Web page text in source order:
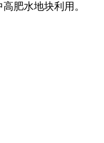
肥水地块利用。